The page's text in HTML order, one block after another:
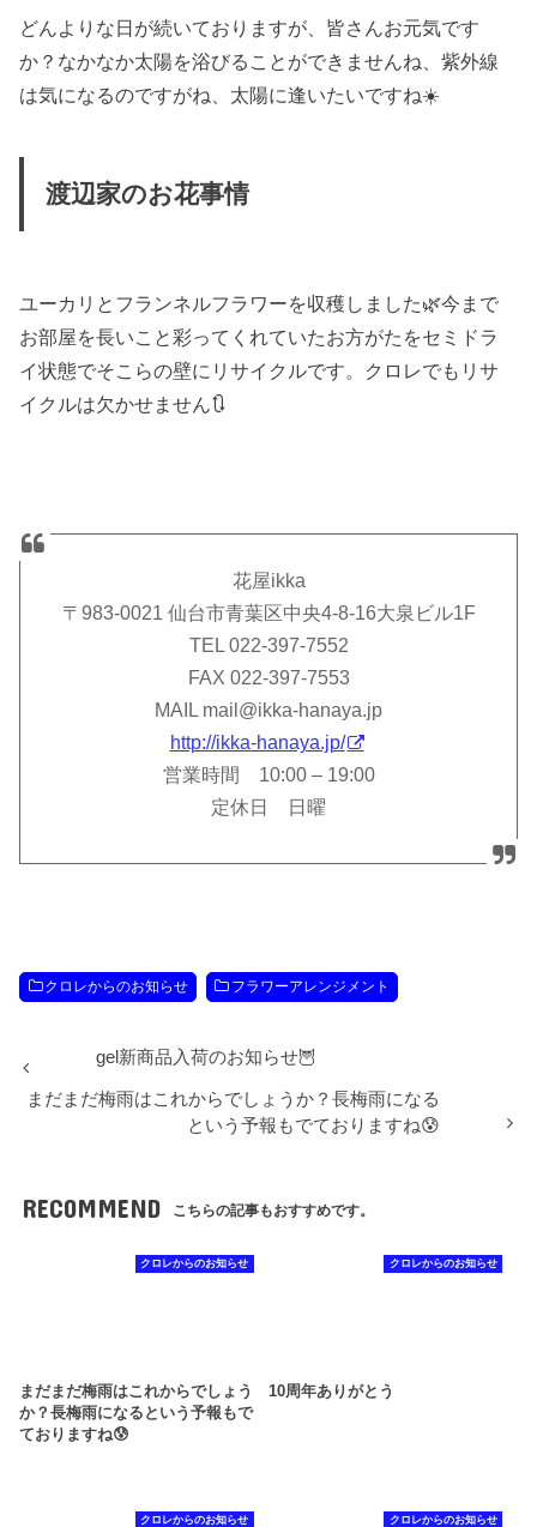
どんよりな日が続いておりますが、皆さんお元気です
か？なかなか太陽を浴びることができませんね、紫外線
は気になるのですがね、太陽に逢いたいですね☀️
渡辺家のお花事情
ユーカリとフランネルフラワーを収穫しました🌿今まで
お部屋を長いこと彩ってくれていたお方がたをセミドラ
イ状態でそこらの壁にリサイクルです。クロレでもリサ
イクルは欠かせません🔃
花屋ikka
〒983-0021 仙台市青葉区中央4-8-16大泉ビル1F
TEL 022-397-7552
FAX 022-397-7553
MAIL mail@ikka-hanaya.jp
http://ikka-hanaya.jp/
営業時間 10:00 – 19:00
定休日 日曜
クロレからのお知らせ フラワーアレンジメント
gel新商品入荷のお知らせ🦉
まだまだ梅雨はこれからでしょうか？長梅雨になる
という予報もでておりますね😰
RECOMMEND こちらの記事もおすすめです。
クロレからのお知らせ
まだまだ梅雨はこれからでしょう
か？長梅雨になるという予報もで
ておりますね😰
クロレからのお知らせ
10周年ありがとう
クロレからのお知らせ クロレからのお知らせ